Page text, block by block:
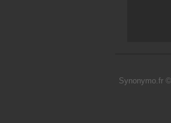
Synonymo.fr